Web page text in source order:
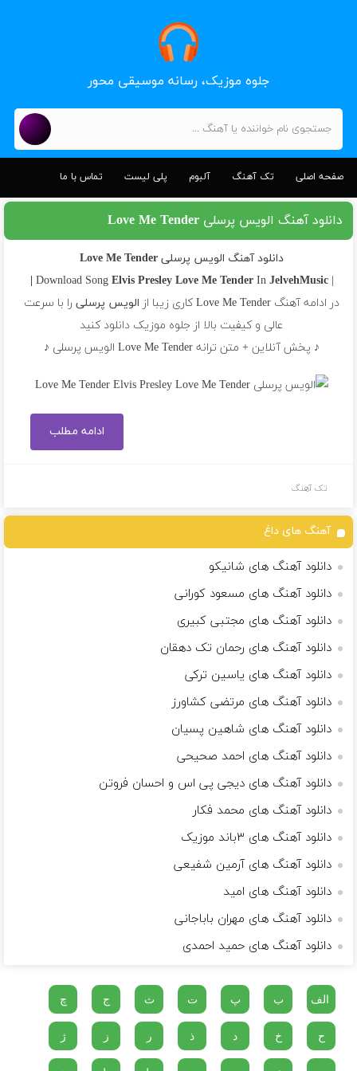
جلوه موزیک، رسانه موسیقی محور
صفحه اصلی تک آهنگ آلبوم پلی لیست تماس با ما
دانلود آهنگ الویس پرسلی Love Me Tender
دانلود آهنگ الویس پرسلی Love Me Tender
| Download Song
Elvis Presley Love Me TenderIn JelvehMusic |
در ادامه آهنگ Love Me Tender کاری زیبا از
الویس پرسلیرا با سرعت
عالی و کیفیت بالا از جلوه موزیک دانلود کنید
♪ پخش آنلاین + متن ترانه Love Me Tender الویس پرسلی ♪
ادامه مطلب
تک آهنگ
آهنگ های داغ
دانلود آهنگ های شانیکو
دانلود آهنگ های مسعود کورانى
دانلود آهنگ های مجتبی کبیری
دانلود آهنگ های رحمان تک دهقان
دانلود آهنگ های یاسین ترکی
دانلود آهنگ های مرتضی کشاورز
دانلود آهنگ های شاهین پسیان
دانلود آهنگ های احمد صحیحی
دانلود آهنگ های دیجی پی اس و احسان فروتن
دانلود آهنگ های محمد فکار
دانلود آهنگ های ۳باند موزیک
دانلود آهنگ های آرمین شفیعی
دانلود آهنگ های امید
دانلود آهنگ های مهران باباجانی
دانلود آهنگ های حمید احمدی
الف ب پ ت ث ج چ
ح خ د ذ ر ز ژ